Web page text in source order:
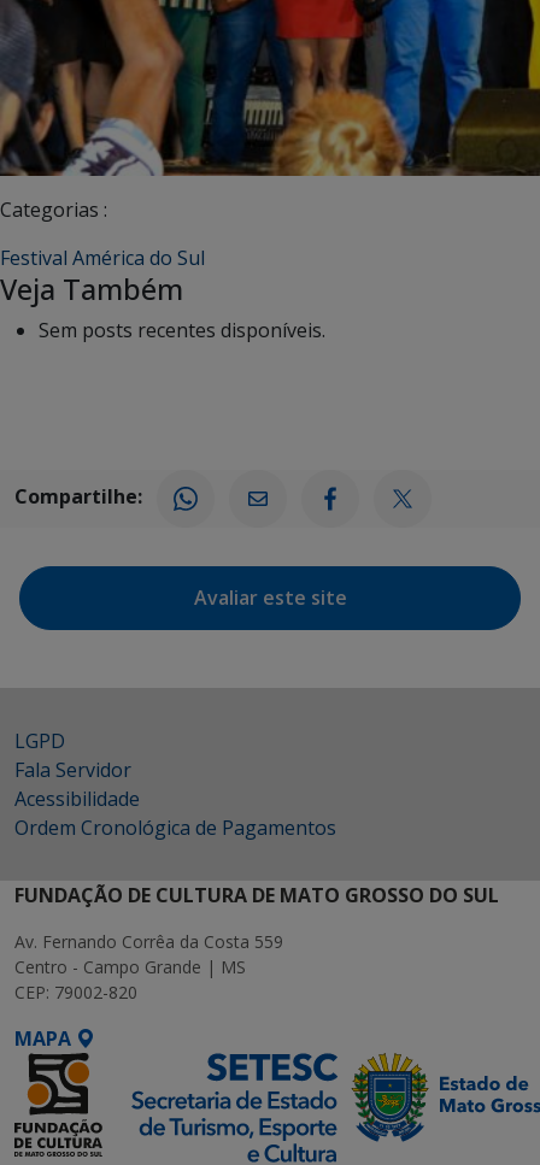
Categorias :
Festival América do Sul
Veja Também
Sem posts recentes disponíveis.
Compartilhe:
Avaliar este site
LGPD
Fala Servidor
Acessibilidade
Ordem Cronológica de Pagamentos
FUNDAÇÃO DE CULTURA DE MATO GROSSO DO SUL
Av. Fernando Corrêa da Costa 559
Centro - Campo Grande | MS
CEP: 79002-820
MAPA